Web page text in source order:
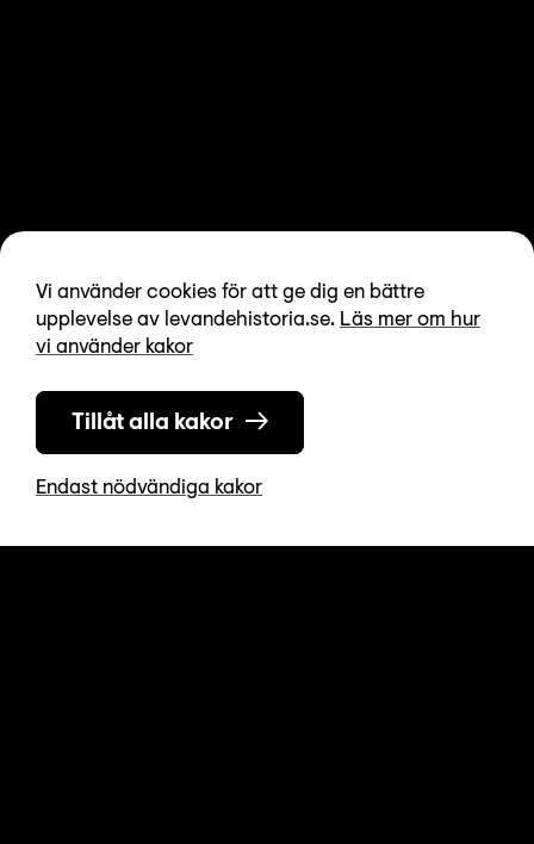
Vi använder cookies för att ge dig en bättre
upplevelse av levandehistoria.se. Läs mer om hur
vi använder kakor
Tillåt alla kakor
Endast nödvändiga kakor